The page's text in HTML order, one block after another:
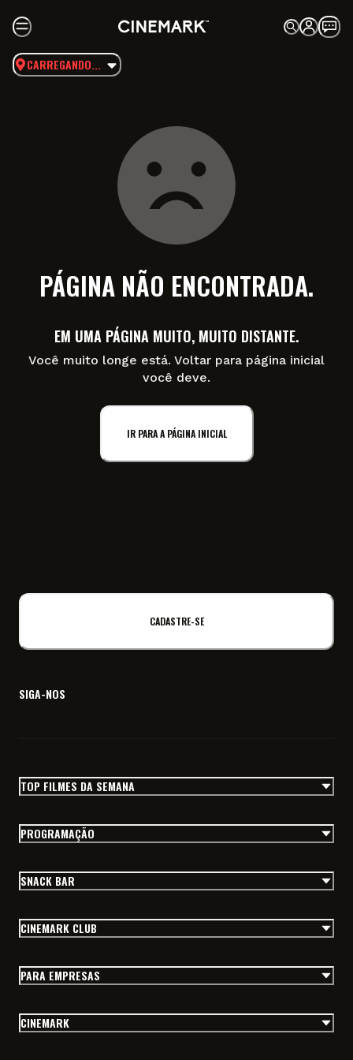
CARREGANDO...
PÁGINA NÃO ENCONTRADA.
EM UMA PÁGINA MUITO, MUITO DISTANTE.
Você muito longe está. Voltar para página inicial
você deve.
IR PARA A PÁGINA INICIAL
CADASTRE-SE
SIGA-NOS
TOP FILMES DA SEMANA
PROGRAMAÇÃO
SNACK BAR
CINEMARK CLUB
PARA EMPRESAS
CINEMARK